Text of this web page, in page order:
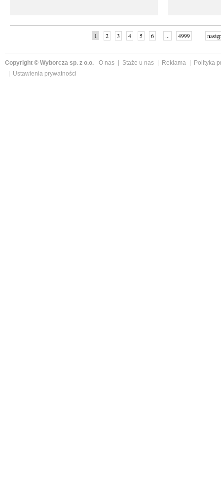
1 2 3 4 5 6 ... 4999
Copyright © Wyborcza sp. z o.o. O nas Staże u nas Reklama
Polityka
Ustawienia prywatności